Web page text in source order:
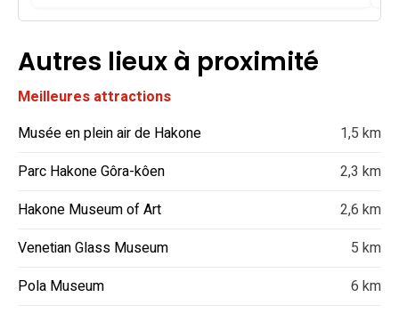
Autres lieux à proximité
Meilleures attractions
Musée en plein air de Hakone
1,5 km
Parc Hakone Gôra-kôen
2,3 km
Hakone Museum of Art
2,6 km
Venetian Glass Museum
5 km
Pola Museum
6 km